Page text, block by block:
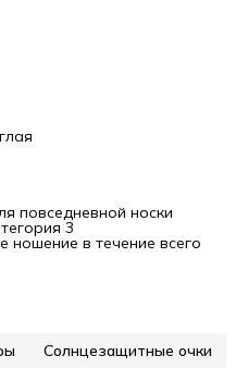
повседневной носки
3
в течение всего
Солнцезащитные очки